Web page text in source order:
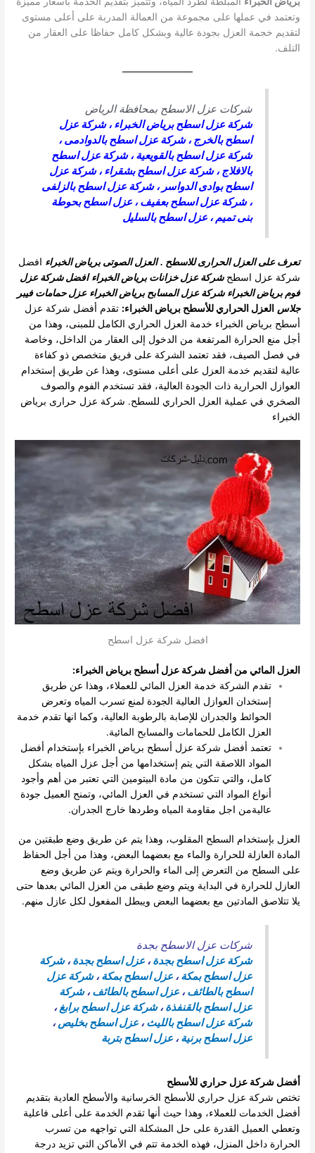
وتعتمد في عملها على مجموعة من العمالة المدربة على أعلى مستوى
لتقديم خجمة العزل بجودة عالية وبشكل كامل حفاظا على العقار من
التلف.
شركات عزل الاسطح بمحافظة الرياض
شركة عزل اسطح برياض الخبراء،شركة عزل
اسطح بالخرج،شركة عزل اسطح بالدوادمى،
شركة عزل اسطح بالقويعية،شركة عزل اسطح
بالافلاج،شركة عزل اسطح بشقراء،شركة عزل
اسطح بوادى الدواسر ،شركة عزل اسطح بالزلفى
،شركة عزل اسطح بعفيف،عزل اسطح بحوطة
بنى تميم،عزل اسطح بالسليل
تعرف على العزل الحرارى للاسطح . العزل الصوتى برياض الخبراء افضل
شركة عزل اسطح شركة عزل خزانات برياض الخبراء افضل شركة عزل
فوم برياض الخبراء شركة عزل المسابح برياض الخبراء عزل حمامات فيبر
جلاس العزل الحراري للأسطح برياض الخبراء: تقدم أفضل شركة عزل
أسطح برياض الخبراء خدمة العزل الحراري الكامل للمبنى، وهذا من
أجل منع الحرارة المرتفعة من الدخول إلى العقار من الداخل، وخاصة
في فصل الصيف، فقد تعتمد الشركة على فريق متخصص ذو كفاءة
عالية لتقديم خدمة العزل على أعلى مستوى، وهذا عن طريق إستخدام
العوازل الحرارية ذات الجودة العالية، فقد تستخدم الفوم والصوف
الصخري في عملية العزل الحراري للسطح. شركة عزل حرارى برياض
الخبراء
افضل شركة عزل اسطح
العزل المائي من أفضل شركة عزل أسطح برياض الخبراء:
تقدم الشركة خدمة العزل المائي للعملاء، وهذا عن طريق
إستخدان العوازل العالية الجودة لمنع تسرب المياه وتعرض
الحوائط والجدران للإصابة بالرطوبة العالية، وكما انها تقدم خدمة
العزل الكامل للحمامات والمسابح المائية.
تعتمد أفضل شركة عزل أسطح برياض الخبراء بإستخدام أفضل
المواد اللاصقة التي يتم إستخدامها من أجل عزل المياه بشكل
كامل، والتي تتكون من مادة البيتومين التي تعتبر من أهم وأجود
أنواع المواد التي تستخدم في العزل المائي، وتمنح العميل جودة
عاليةمن اجل مقاومة المياه وطردها خارج الجدران.
العزل بإستخدام السطح المقلوب، وهذا يتم عن طريق وضع طبقتين من
المادة العازلة للحرارة والماء مع بعضهما البعض، وهذا من أجل الحفاظ
على السطح من التعرض إلى الماء والحرارة ويتم عن طريق وضع
العازل للحرارة في البداية ويتم وضع طبقى من العزل المائي بعدها حتى
يلا تتلاصق المادتين مع بعضهما البعض ويبطل المفعول لكل عازل منهم.
شركات عزل الاسطح بجدة
شركة عزل اسطح بجدة،عزل اسطح بجدة،شركة
عزل اسطح بمكة،عزل اسطح بمكة،شركة عزل
اسطح بالطائف،عزل اسطح بالطائف،شركة
عزل اسطح بالقنفذة،شركة عزل اسطح برابغ،
شركة عزل اسطح بالليث،عزل اسطح بخليص،
عزل اسطح برنية،عزل اسطح بتربة
أفضل شركة عزل حراري للأسطح
تختص شركة عزل حراري للأسطح الخرسانية والأسطح العادية بتقديم
أفضل الخدمات للعملاء، وهذا حيث أنها تقدم الخدمة على أعلى فاعلية
وتعطي العميل القدرة على حل المشكلة التي تواجهه من تسرب
الحرارة داخل المنزل، فهذه الخدمة تتم في الأماكن التي تزيد درجة